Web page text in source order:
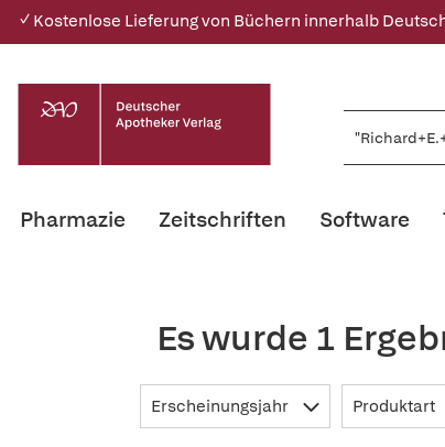
✓ Kostenlose Lieferung von Büchern innerhalb
Pharmazie Zeitschriften Software
Es wurde 1
Erscheinungsjahr Produktart